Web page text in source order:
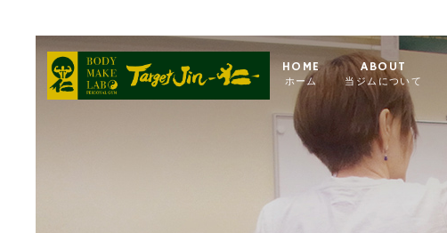
HOME
ホーム
ABOUT
当ジムについて